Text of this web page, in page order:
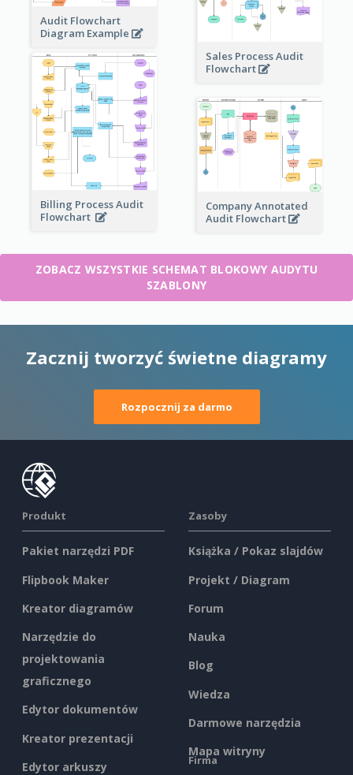
Audit Flowchart
Diagram Example
Sales Process Audit
Flowchart
Billing Process Audit
Flowchart
Company Annotated
Audit Flowchart
ZOBACZ WSZYSTKIE SCHEMAT BLOKOWY AUDYTU
SZABLONY
Zacznij tworzyć świetne diagramy
Rozpocznij za darmo
Produkt
Pakiet narzędzi PDF
Flipbook Maker
Kreator diagramów
Narzędzie do
projektowania
graficznego
Edytor dokumentów
Kreator prezentacji
Edytor arkuszy
Zasoby
Książka / Pokaz slajdów
Projekt / Diagram
Forum
Nauka
Blog
Wiedza
Darmowe narzędzia
Mapa witryny
Firma